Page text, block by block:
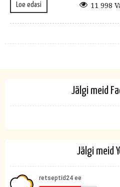
Loe edasi 11 998
Jälgi meid
Jälgi meid